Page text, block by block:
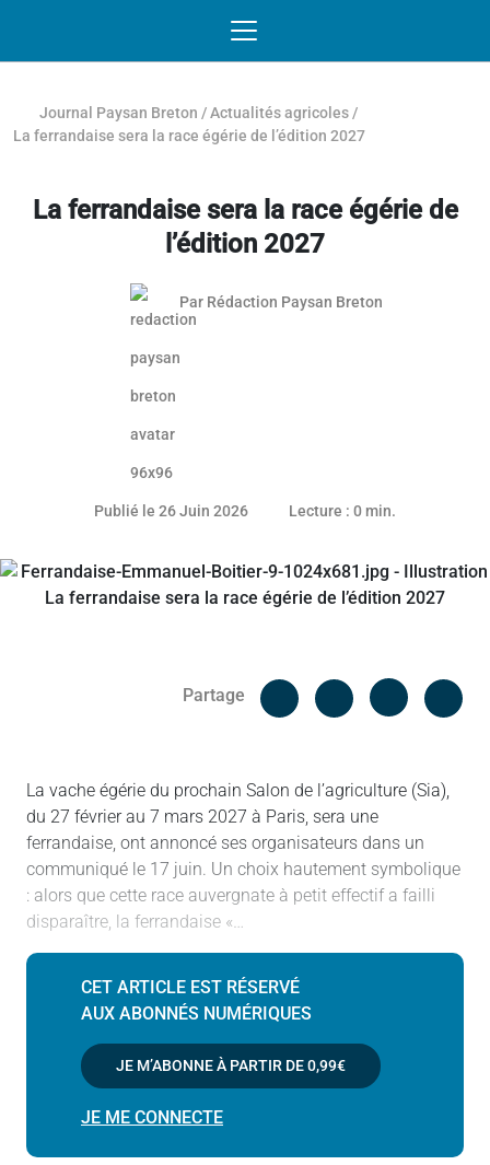
Journal Paysan Breton /Actualités agricoles /
La ferrandaise sera la race égérie de l’édition 2027
La ferrandaise sera la race égérie de
l’édition 2027
Article réservé aux abonnés
Par Rédaction Paysan Breton
Publié le 26 Juin 202625 juin 2026Lecture : 0 min.
Partage
Facebook
La vache égérie du prochain Salon de l’agriculture (Sia),
du 27 février au 7 mars 2027 à Paris, sera une
ferrandaise, ont annoncé ses organisateurs dans un
communiqué le 17 juin. Un choix hautement symbolique
: alors que cette race auvergnate à petit effectif a failli
disparaître, la ferrandaise «…
CET ARTICLE EST RÉSERVÉ
AUX ABONNÉS NUMÉRIQUES
JE M’ABONNE À PARTIR DE0,99€
JE ME CONNECTE